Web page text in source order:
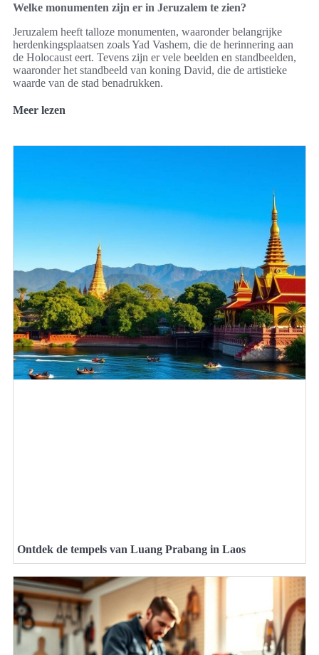
Welke monumenten zijn er in Jeruzalem te zien?
Jeruzalem heeft talloze monumenten, waaronder belangrijke
herdenkingsplaatsen zoals Yad Vashem, die de herinnering aan
de Holocaust eert. Tevens zijn er vele beelden en standbeelden,
waaronder het standbeeld van koning David, die de artistieke
waarde van de stad benadrukken.
Meer lezen
Ontdek de tempels van Luang Prabang in Laos